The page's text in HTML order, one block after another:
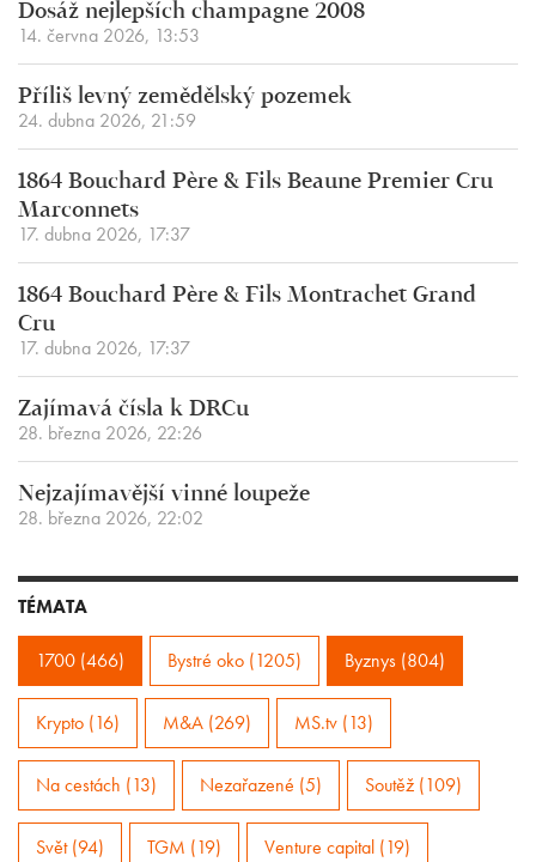
Dosáž nejlepších champagne 2008
14. června 2026, 13:53
Příliš levný zemědělský pozemek
24. dubna 2026, 21:59
1864 Bouchard Père & Fils Beaune Premier Cru
Marconnets
17. dubna 2026, 17:37
1864 Bouchard Père & Fils Montrachet Grand
Cru
17. dubna 2026, 17:37
Zajímavá čísla k DRCu
28. března 2026, 22:26
Nejzajímavější vinné loupeže
28. března 2026, 22:02
TÉMATA
1700 (466) Bystré oko (1205) Byznys (804)
Krypto (16) M&A (269) MS.tv (13)
Na cestách (13) Nezařazené (5) Soutěž (109)
Svět (94) TGM (19) Venture capital (19)